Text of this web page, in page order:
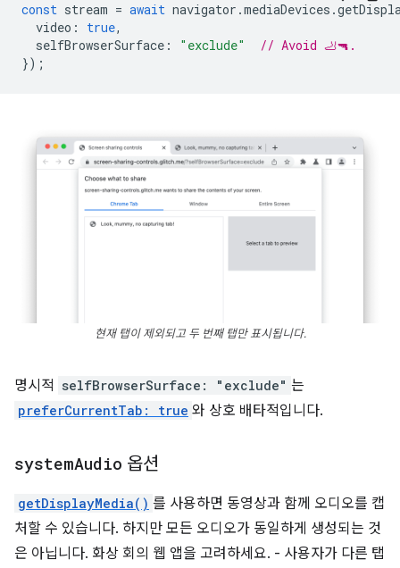
const stream = await navigator .mediaDevices .
video : true,
selfBrowserSurface : "exclude"
// Avoid 🦶🔫.
});
현재 탭이 제외되고 두 번째 탭만 표시됩니다.
명시적 selfBrowserSurface: "exclude" 는
preferCurrentTab: true 와 상호 배타적입니다.
systemAudio 옵션
getDisplayMedia() 를 사용하면 동영상과 함께 오디오를 캡
처할 수 있습니다. 하지만 모든 오디오가 동일하게 생성되는 것
은 아닙니다. 화상 회의 웹 앱을 고려하세요. - 사용자가 다른 탭